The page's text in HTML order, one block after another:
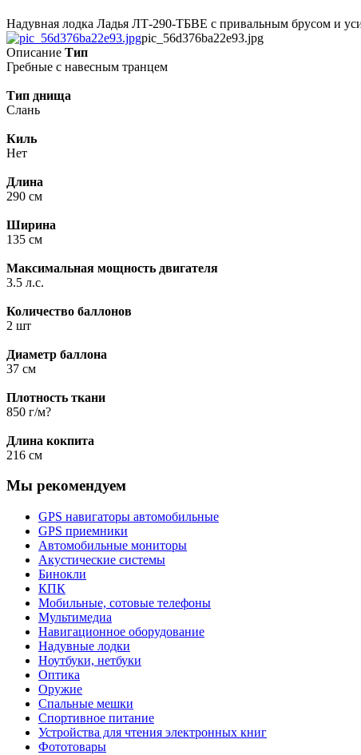
Надувная лодка Ладья ЛТ-290-ТБВЕ с привальным брусом и
pic_56d376ba22e93.jpg
Описание Тип
Гребные с навесным транцем
Тип днища
Слань
Киль
Нет
Длина
290 см
Ширина
135 см
Максимальная мощность двигателя
3.5 л.с.
Количество баллонов
2 шт
Диаметр баллона
37 см
Плотность ткани
850 г/м?
Длина кокпита
216 см
Мы рекомендуем
GPS навигаторы автомобильные
GPS приемники
Автомобильные мониторы
Акустические системы
Бинокли
КПК
Мобильные, сотовые телефоны
Мультимедиа
Навигационное оборудование
Надувные лодки
Ноутбуки, нетбуки
Оптика
Оружие
Спальные мешки
Спортивное питание
Устройства для чтения электронных книг
Фототовары